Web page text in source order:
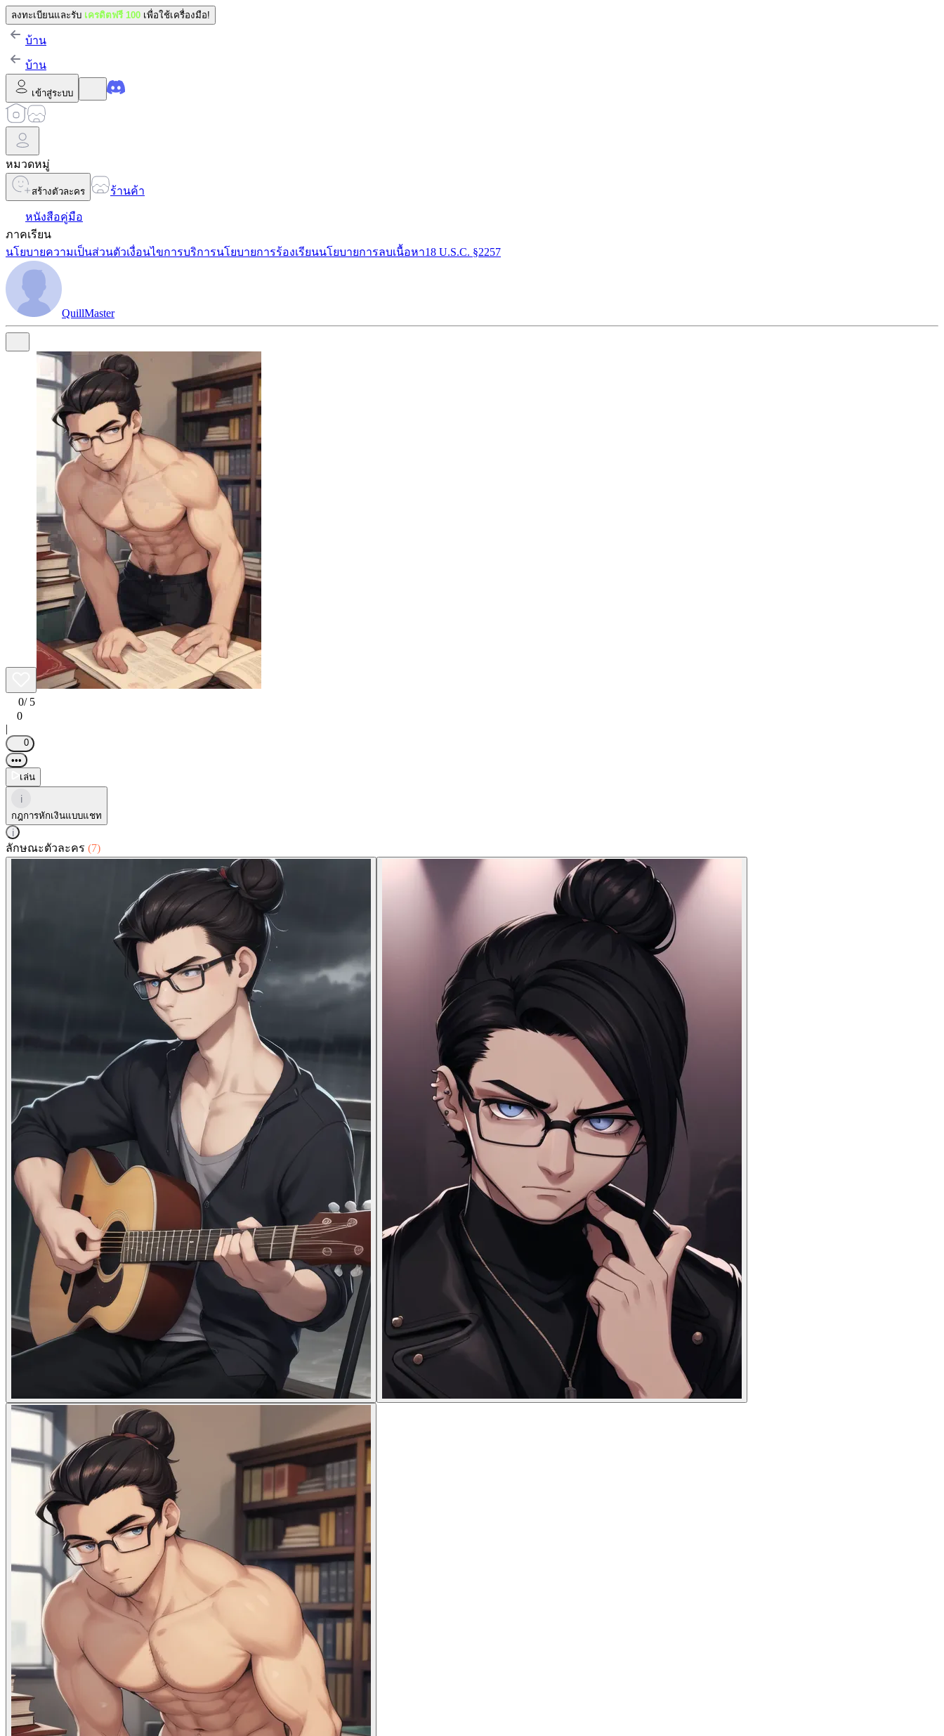
ลงทะเบียนและรับ เครดิตฟรี 100 เพื่อใช้เครื่องมือ!
บ้าน
บ้าน
เข้าสู่ระบบ
หมวดหมู่
สร้างตัวละคร ร้านค้า
หนังสือคู่มือ
ภาคเรียน
นโยบายความเป็นส่วนตัวเงื่อนไขการบริการนโยบายการร้องเรียนนโยบายการลบเนื้อหา18 U.S.C. §2257
QuillMaster
0/ 5
0
|
0
•••
เล่น
i
กฎการหักเงินแบบแชท
i
ลักษณะตัวละคร (7)